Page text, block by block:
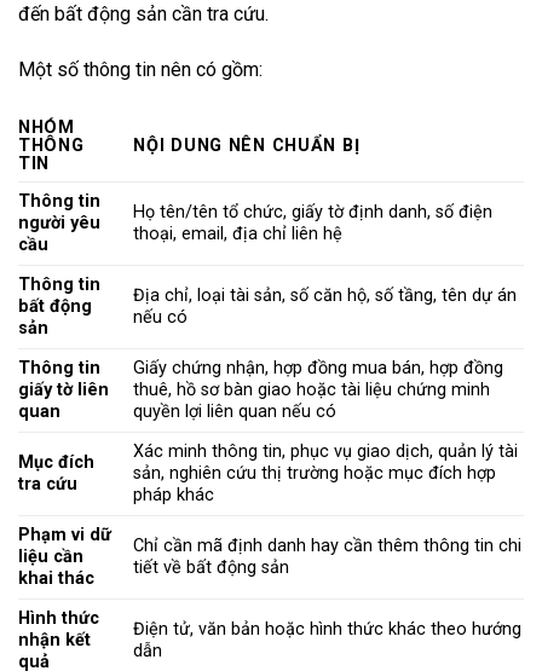
đến bất động sản cần tra cứu.
Một số thông tin nên có gồm:
NHÓM
THÔNG
TIN
NỘI DUNG NÊN CHUẨN BỊ
Thông tin
người yêu
cầu
Họ tên/tên tổ chức, giấy tờ định danh, số điện
thoại, email, địa chỉ liên hệ
Thông tin
bất động
sản
Địa chỉ, loại tài sản, số căn hộ, số tầng, tên dự án
nếu có
Thông tin
giấy tờ liên
quan
Giấy chứng nhận, hợp đồng mua bán, hợp đồng
thuê, hồ sơ bàn giao hoặc tài liệu chứng minh
quyền lợi liên quan nếu có
Mục đích
tra cứu
Xác minh thông tin, phục vụ giao dịch, quản lý tài
sản, nghiên cứu thị trường hoặc mục đích hợp
pháp khác
Phạm vi dữ
liệu cần
khai thác
Chỉ cần mã định danh hay cần thêm thông tin chi
tiết về bất động sản
Hình thức
nhận kết
quả
Điện tử, văn bản hoặc hình thức khác theo hướng
dẫn